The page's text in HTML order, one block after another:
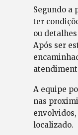
Segundo a
ter
ou
Após ser
A equipe
nas
localizado.